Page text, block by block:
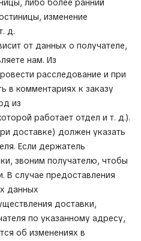
либо более ранний
изменение
д.
от данных о получателе,
нам. Из
расследование и при
в комментариях к заказу
из
работает отдел и т. д.).
доставке) должен указать
Если держатель
звоним получателю, чтобы
В случае предоставления
данных
доставки,
по указанному адресу,
об изменениях в